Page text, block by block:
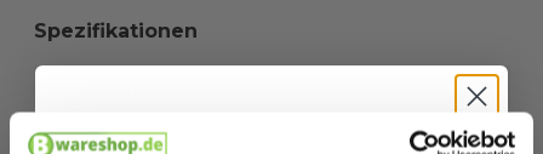
Spezifikationen
EAN